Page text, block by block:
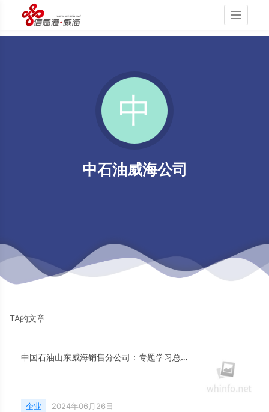
Toggle
中石油威海公司
TA的文章
中国石油山东威海销售分公司：专题学习总书记到山东考察、召开企业和专家座谈会重要指示精神
企业 2024年06月26日